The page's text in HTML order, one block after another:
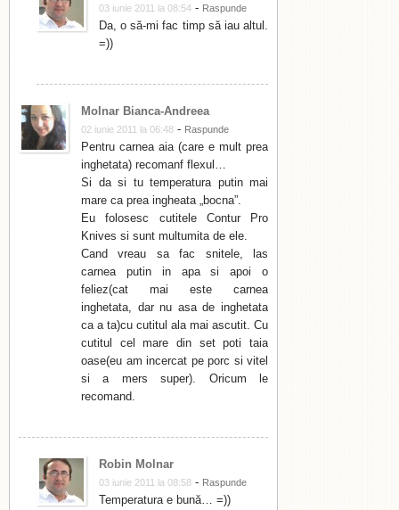
03 iunie 2011 la 08:54 - Raspunde
Da, o să-mi fac timp să iau altul.
=))
Molnar Bianca-Andreea
02 iunie 2011 la 06:48 - Raspunde
Pentru carnea aia (care e mult prea
inghetata) recomanf flexul…
Si da si tu temperatura putin mai
mare ca prea ingheata „bocna”.
Eu folosesc cutitele Contur Pro
Knives si sunt multumita de ele.
Cand vreau sa fac snitele, las
carnea putin in apa si apoi o
feliez(cat mai este carnea
inghetata, dar nu asa de inghetata
ca a ta)cu cutitul ala mai ascutit. Cu
cutitul cel mare din set poti taia
oase(eu am incercat pe porc si vitel
si a mers super). Oricum le
recomand.
Robin Molnar
03 iunie 2011 la 08:58 - Raspunde
Temperatura e bună… =))